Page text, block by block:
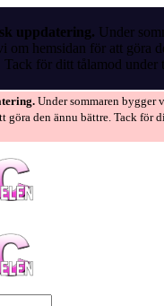
uppdatering. Under
om hemsidan för att göra
Tack för ditt tålamod under
Under sommaren bygger
göra den ännu bättre. Tack för